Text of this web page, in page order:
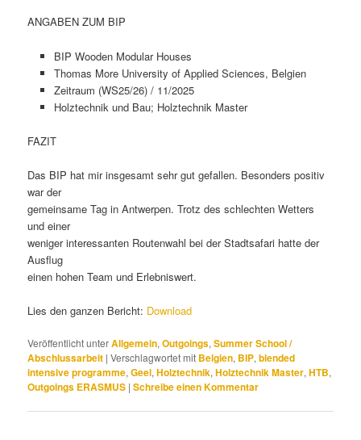
ANGABEN ZUM BIP
BIP Wooden Modular Houses
Thomas More University of Applied Sciences, Belgien
Zeitraum (WS25/26) / 11/2025
Holztechnik und Bau; Holztechnik Master
FAZIT
Das BIP hat mir insgesamt sehr gut gefallen. Besonders positiv
war der
gemeinsame Tag in Antwerpen. Trotz des schlechten Wetters
und einer
weniger interessanten Routenwahl bei der Stadtsafari hatte der
Ausflug
einen hohen Team und Erlebniswert.
Lies den ganzen Bericht: Download
Veröffentlicht unterAllgemein,Outgoings,Summer School /
Abschlussarbeit |Verschlagwortet mit Belgien, BIP,blended
intensive programme,Geel,Holztechnik,Holztechnik Master,HTB,
Outgoings ERASMUS |Schreibe einen Kommentar